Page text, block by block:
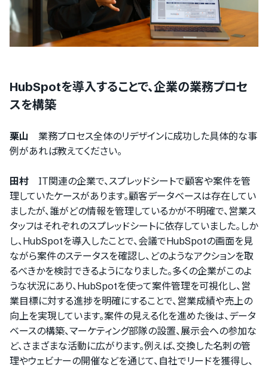
HubSpotを導入することで、企業の業務プロセ
スを構築
栗山 業務プロセス全体のリデザインに成功した具体的な事
例があれば教えてください。
田村 IT関連の企業で、スプレッドシートで顧客や案件を管
理していたケースがあります。顧客データベースは存在してい
ましたが、誰がどの情報を管理しているかが不明確で、営業ス
タッフはそれぞれのスプレッドシートに依存していました。しか
し、HubSpotを導入したことで、会議でHubSpotの画面を見
ながら案件のステータスを確認し、どのようなアクションを取
るべきかを検討できるようになりました。多くの企業がこのよ
うな状況にあり、HubSpotを使って案件管理を可視化し、営
業目標に対する進捗を明確にすることで、営業成績や売上の
向上を実現しています。案件の見える化を進めた後は、データ
ベースの構築、マーケティング部隊の設置、展示会への参加な
ど、さまざまな活動に広がります。例えば、交換した名刺の管
理やウェビナーの開催などを通じて、自社でリードを獲得し、